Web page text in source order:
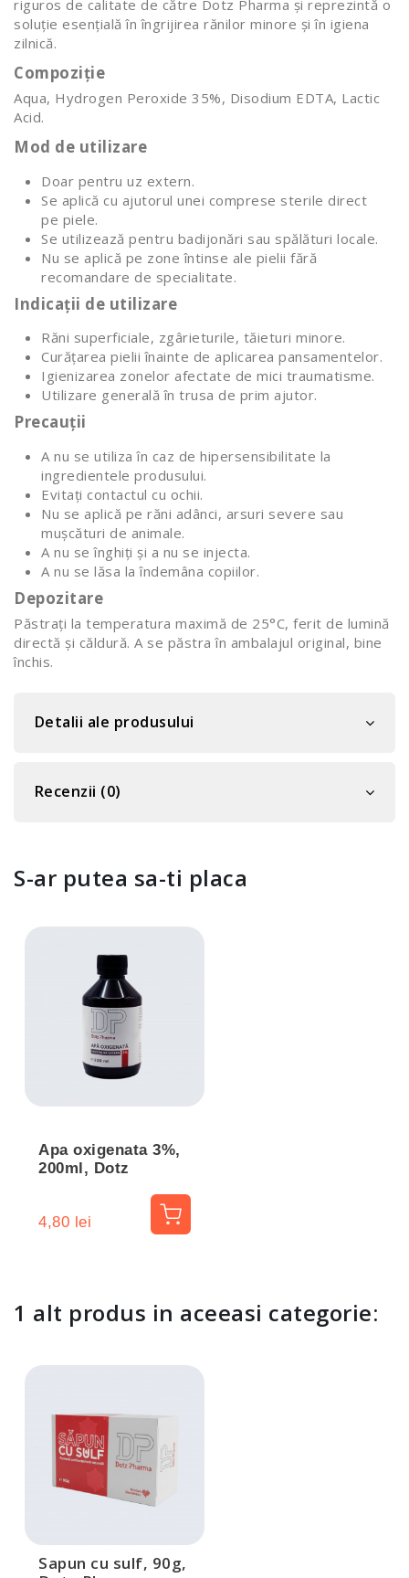
riguros de calitate de către Dotz Pharma și reprezintă o
soluție esențială în îngrijirea rănilor minore și în igiena
zilnică.
Compoziție
Aqua, Hydrogen Peroxide 35%, Disodium EDTA, Lactic
Acid.
Mod de utilizare
Doar pentru uz extern.
Se aplică cu ajutorul unei comprese sterile direct
pe piele.
Se utilizează pentru badijonări sau spălături locale.
Nu se aplică pe zone întinse ale pielii fără
recomandare de specialitate.
Indicații de utilizare
Răni superficiale, zgârieturile, tăieturi minore.
Curățarea pielii înainte de aplicarea pansamentelor.
Igienizarea zonelor afectate de mici traumatisme.
Utilizare generală în trusa de prim ajutor.
Precauții
A nu se utiliza în caz de hipersensibilitate la
ingredientele produsului.
Evitați contactul cu ochii.
Nu se aplică pe răni adânci, arsuri severe sau
mușcături de animale.
A nu se înghiți și a nu se injecta.
A nu se lăsa la îndemâna copiilor.
Depozitare
Păstrați la temperatura maximă de 25°C, ferit de lumină
directă și căldură. A se păstra în ambalajul original, bine
închis.
Detalii ale produsului
Recenzii (0)
S-ar putea sa-ti placa
Apa oxigenata 3%,
200ml, Dotz
4,80 lei
1 alt produs in aceeasi categorie:
Sapun cu sulf, 90g,